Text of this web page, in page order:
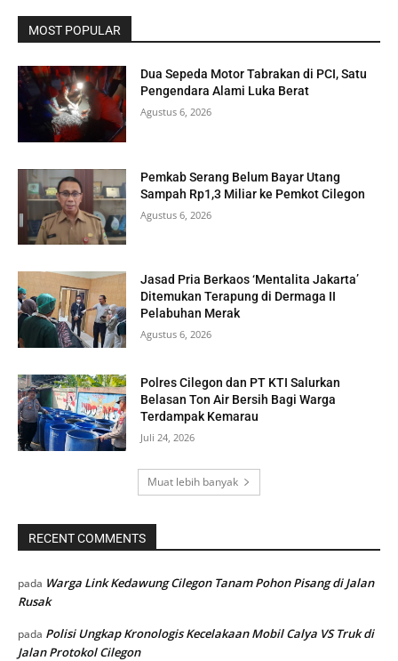
MOST POPULAR
Dua Sepeda Motor Tabrakan di PCI, Satu
Pengendara Alami Luka Berat
Agustus 6, 2026
Pemkab Serang Belum Bayar Utang
Sampah Rp1,3 Miliar ke Pemkot Cilegon
Agustus 6, 2026
Jasad Pria Berkaos ‘Mentalita Jakarta’
Ditemukan Terapung di Dermaga II
Pelabuhan Merak
Agustus 6, 2026
Polres Cilegon dan PT KTI Salurkan
Belasan Ton Air Bersih Bagi Warga
Terdampak Kemarau
Juli 24, 2026
Muat lebih banyak
RECENT COMMENTS
pada Warga Link Kedawung Cilegon Tanam Pohon Pisang di Jalan
Rusak
pada Polisi Ungkap Kronologis Kecelakaan Mobil Calya VS Truk di
Jalan Protokol Cilegon